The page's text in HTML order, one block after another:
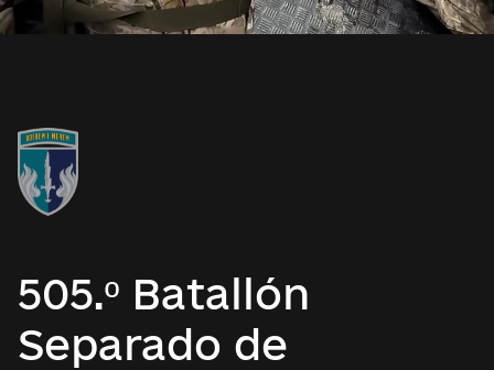
505.º Batallón
Separado de